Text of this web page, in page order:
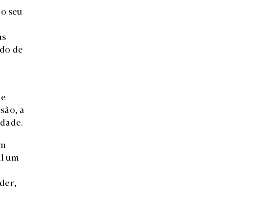
seu
de
a
um